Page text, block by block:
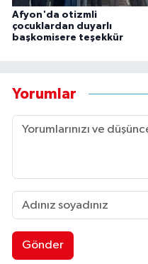
Afyon'da otizmli
çocuklardan duyarlı
başkomisere teşekkür
Yorumlar
Gönder